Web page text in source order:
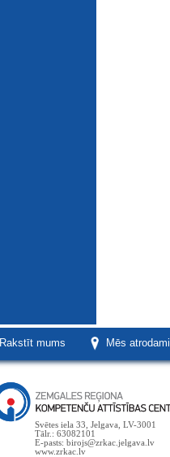
Rakstīt mums Mēs
Svētes iela 33, Jelgava, LV-3001
Tālr.: 63082101
E-pasts: birojs@zrkac.jelgava.lv
www.zrkac.lv